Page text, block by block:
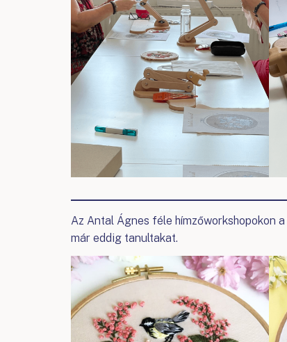
Az Antal Ágnes féle hímzőworkshopokon a
már eddig tanultakat.